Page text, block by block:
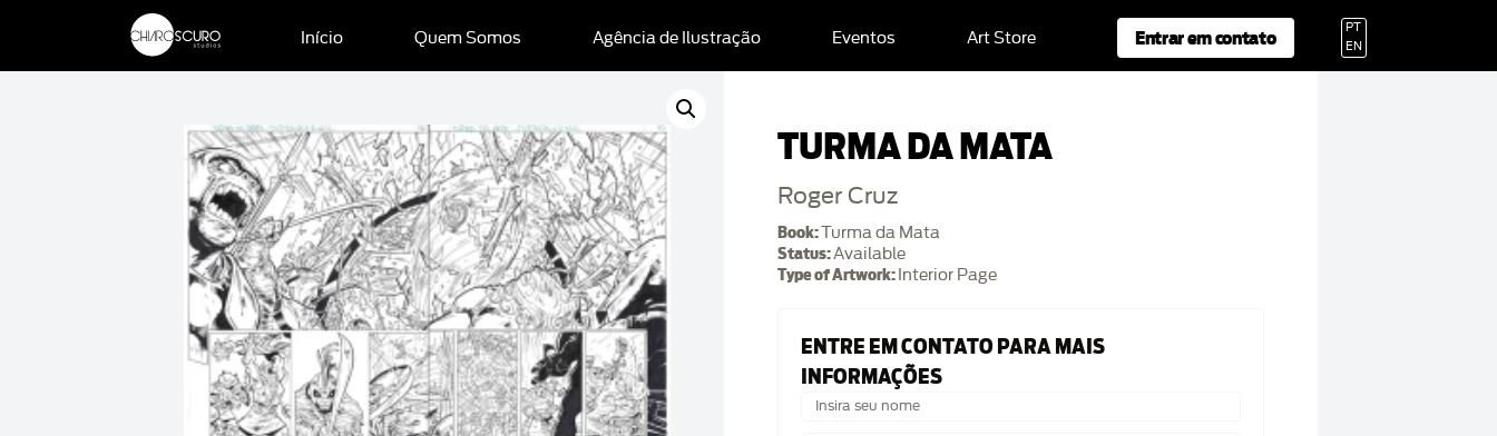
Início Quem Somos Agência de Ilustração Eventos Art Store Entrar em contato
PT
EN
TURMA DA MATA
Roger Cruz
Book:Turma da Mata
Status:Available
Type of Artwork: Interior Page
ENTRE EM CONTATO PARA MAIS
INFORMAÇÕES